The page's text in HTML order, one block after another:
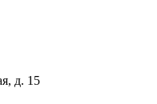
д. 15